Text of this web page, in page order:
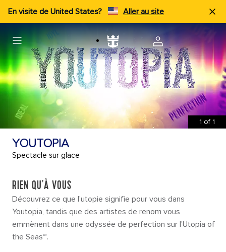
En visite de United States? Aller au site
1 of 1
YOUTOPIA
Spectacle sur glace
RIEN QU'À VOUS
Découvrez ce que l'utopie signifie pour vous dans
Youtopia, tandis que des artistes de renom vous
emmènent dans une odyssée de perfection sur l'Utopia of
the Seas℠.